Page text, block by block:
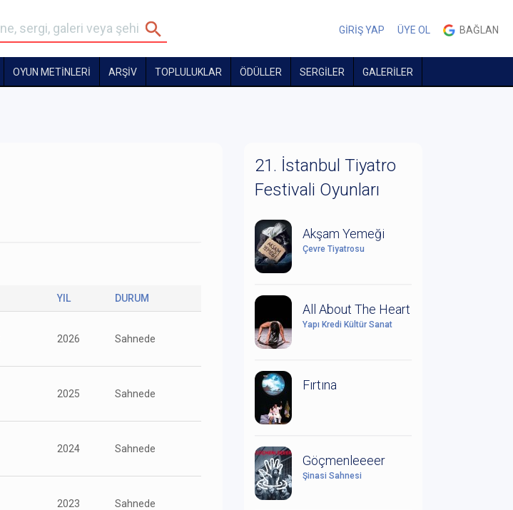
GİRİŞ YAP ÜYE OL BAĞLAN
OYUN METİNLERİ ARŞİV TOPLULUKLAR ÖDÜLLER SERGİLER GALERİLER
YIL DURUM
2026 Sahnede
2025 Sahnede
2024 Sahnede
2023 Sahnede
21. İstanbul Tiyatro
Festivali Oyunları
Akşam Yemeği
Çevre Tiyatrosu
All About The Heart
Yapı Kredi Kültür Sanat
Fırtına
Göçmenleeeer
Şinasi Sahnesi